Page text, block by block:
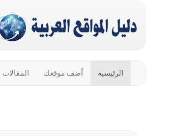
الرئيسية أضف موقعك المقالات